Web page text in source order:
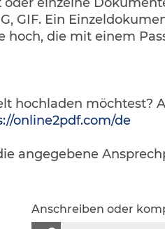
GIF. Ein
die mit einem
hochladen möchtest?
online2pdf.com/de
angegebene
Anschreiben oder